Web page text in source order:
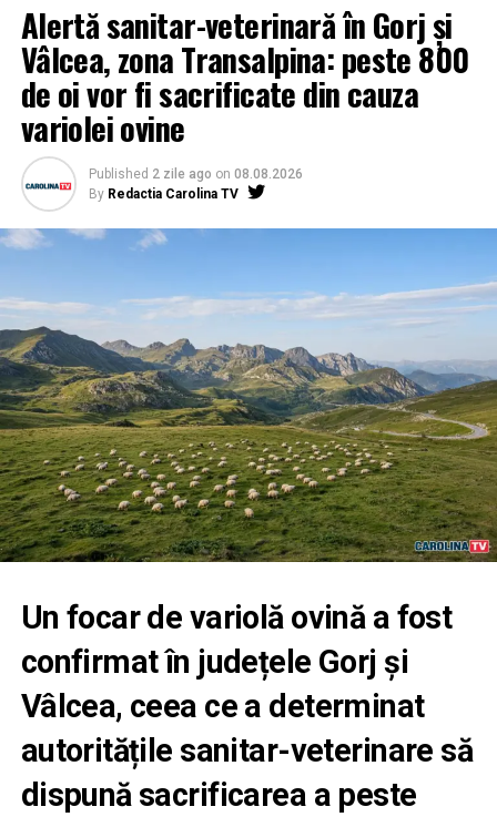
Alertă sanitar-veterinară în Gorj și
Vâlcea, zona Transalpina: peste 800
de oi vor fi sacrificate din cauza
variolei ovine
Published 2 zile ago on 08.08.2026
By Redactia Carolina TV
Un focar de variolă ovină a fost
confirmat în județele Gorj și
Vâlcea, ceea ce a determinat
autoritățile sanitar-veterinare să
dispună sacrificarea a peste